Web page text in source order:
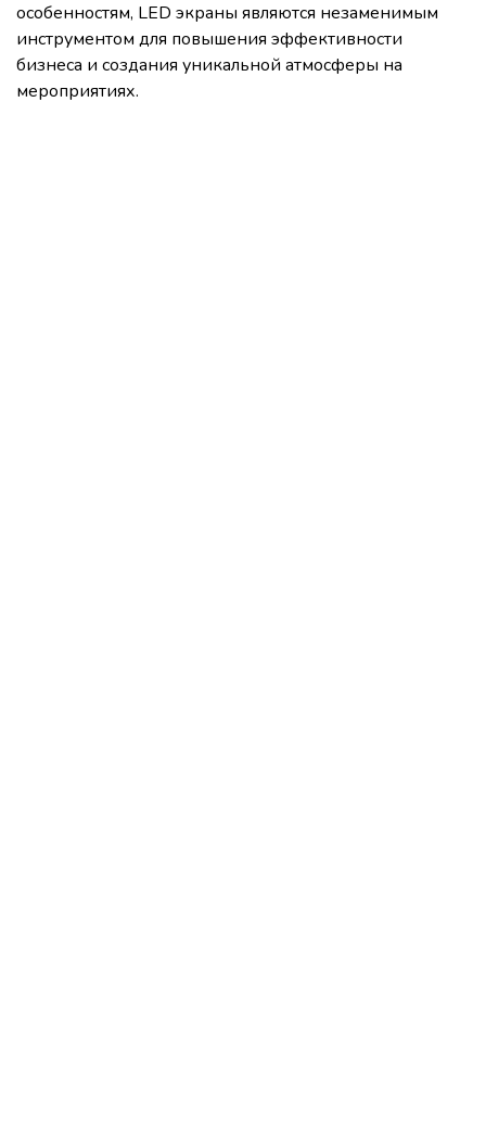
особенностям, LED экраны являются незаменимым
инструментом для повышения эффективности
бизнеса и создания уникальной атмосферы на
мероприятиях.